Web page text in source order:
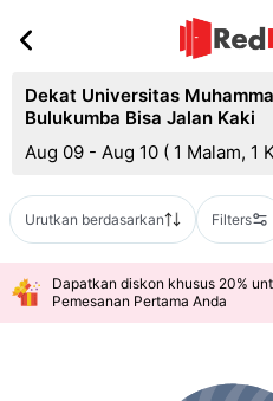
Dekat Universitas
Bulukumba Bisa Jalan Kaki
Aug 09 - Aug 10 ( 1 Malam, 1
Urutkan berdasarkan Filters
Dapatkan diskon khusus 20%
Pemesanan Pertama Anda